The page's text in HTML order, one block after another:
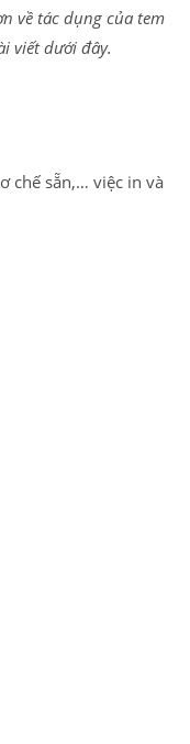
về tác dụng của tem
viết dưới đây.
chế sẵn,… việc in và